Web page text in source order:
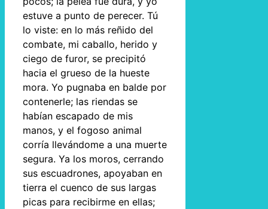
estuve a punto de perecer. Tú
lo viste: en lo más reñido del
combate, mi caballo, herido y
ciego de furor, se precipitó
hacia el grueso de la hueste
mora. Yo pugnaba en balde por
contenerle; las riendas se
habían escapado de mis
manos, y el fogoso animal
corría llevándome a una muerte
segura. Ya los moros, cerrando
sus escuadrones, apoyaban en
tierra el cuenco de sus largas
picas para recibirme en ellas;